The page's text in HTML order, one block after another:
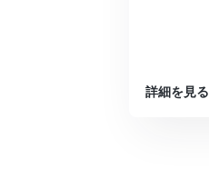
詳細を見る